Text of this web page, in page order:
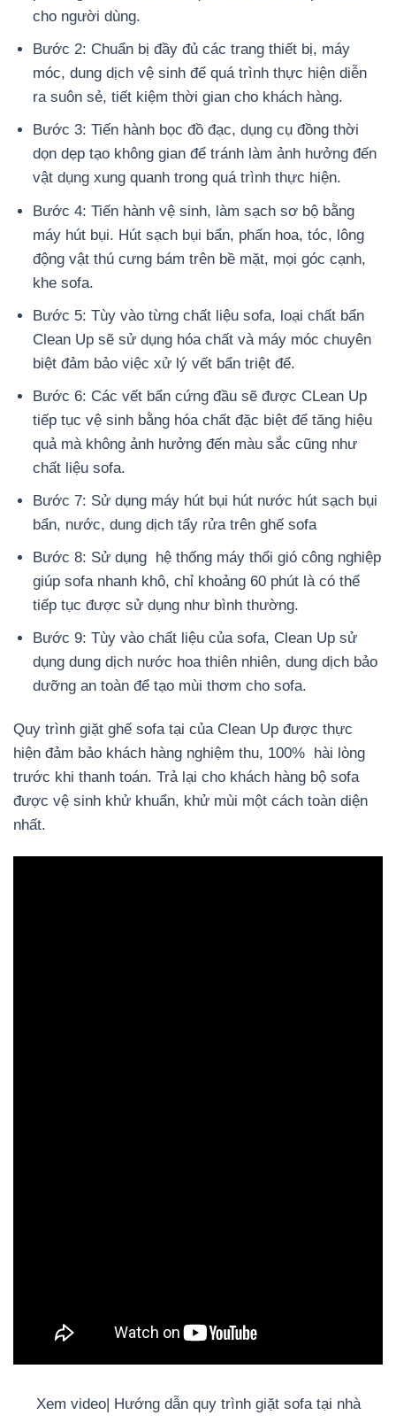
cho người dùng.
Bước 2: Chuẩn bị đầy đủ các trang thiết bị, máy
móc, dung dịch vệ sinh để quá trình thực hiện diễn
ra suôn sẻ, tiết kiệm thời gian cho khách hàng.
Bước 3: Tiến hành bọc đồ đạc, dụng cụ đồng thời
dọn dẹp tạo không gian để tránh làm ảnh hưởng đến
vật dụng xung quanh trong quá trình thực hiện.
Bước 4: Tiến hành vệ sinh, làm sạch sơ bộ bằng
máy hút bụi. Hút sạch bụi bẩn, phấn hoa, tóc, lông
động vật thú cưng bám trên bề mặt, mọi góc cạnh,
khe sofa.
Bước 5: Tùy vào từng chất liệu sofa, loại chất bẩn
Clean Up sẽ sử dụng hóa chất và máy móc chuyên
biệt đảm bảo việc xử lý vết bẩn triệt để.
Bước 6: Các vết bẩn cứng đầu sẽ được CLean Up
tiếp tục vệ sinh bằng hóa chất đặc biệt để tăng hiệu
quả mà không ảnh hưởng đến màu sắc cũng như
chất liệu sofa.
Bước 7: Sử dụng máy hút bụi hút nước hút sạch bụi
bẩn, nước, dung dịch tẩy rửa trên ghế sofa
Bước 8: Sử dụng hệ thống máy thổi gió công nghiệp
giúp sofa nhanh khô, chỉ khoảng 60 phút là có thể
tiếp tục được sử dụng như bình thường.
Bước 9: Tùy vào chất liệu của sofa, Clean Up sử
dụng dung dịch nước hoa thiên nhiên, dung dịch bảo
dưỡng an toàn để tạo mùi thơm cho sofa.
Quy trình giặt ghế sofa tại của Clean Up được thực
hiện đảm bảo khách hàng nghiệm thu, 100% hài lòng
trước khi thanh toán. Trả lại cho khách hàng bộ sofa
được vệ sinh khử khuẩn, khử mùi một cách toàn diện
nhất.
Xem video| Hướng dẫn quy trình giặt sofa tại nhà